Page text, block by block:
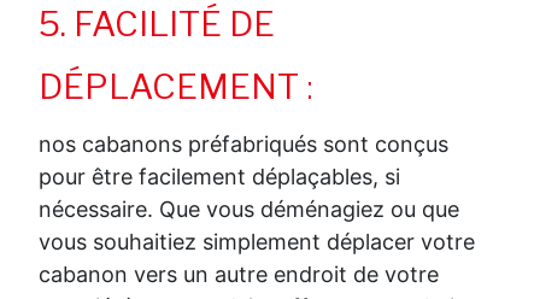
5. FACILITÉ DE
DÉPLACEMENT :
nos cabanons préfabriqués sont conçus
pour être facilement déplaçables, si
nécessaire. Que vous déménagiez ou que
vous souhaitiez simplement déplacer votre
cabanon vers un autre endroit de votre